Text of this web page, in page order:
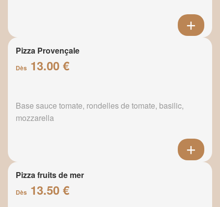
Pizza Provençale
Dès 13.00 €
Base sauce tomate, rondelles de tomate, basilic,
mozzarella
Pizza fruits de mer
Dès 13.50 €